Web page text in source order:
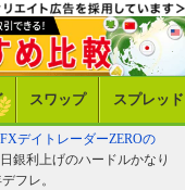
スワップ スプレッド
FXデイトレーダーZEROの
銀利上げのハードルかなり
フレ。